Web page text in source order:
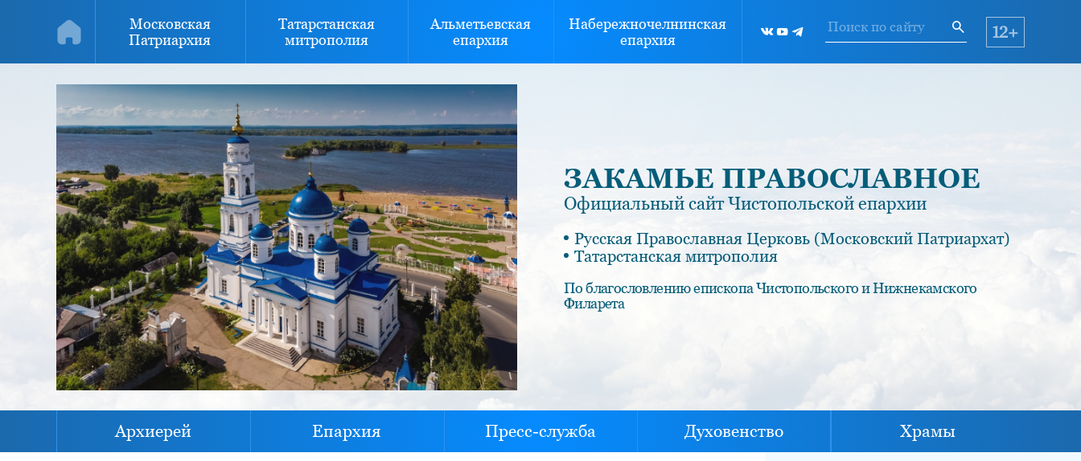
Московская
Патриархия
Татарстанская
митрополия
Альметьевская
епархия
Набережночелнинская
епархия
12+
ЗАКАМЬЕ ПРАВОСЛАВНОЕ
Официальный сайт Чистопольской епархии
Русская Православная Церковь (Московский Патриархат)
Татарстанская митрополия
По благословлению епископа Чистопольского и Нижнекамского
Филарета
Архиерей Епархия Пресс-служба Духовенство Храмы